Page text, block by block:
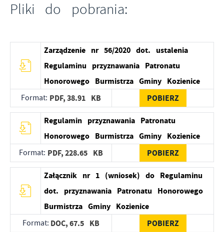
Pliki do pobrania:
Zarządzenie nr 56/2020 dot. ustalenia
Regulaminu przyznawania Patronatu
Honorowego Burmistrza Gminy Kozienice
Format: PDF,38.91 KB POBIERZ
Regulamin przyznawania Patronatu
Honorowego Burmistrza Gminy Kozienice
Format: PDF,228.65 KB POBIERZ
Załącznik nr 1 (wniosek) do Regulaminu
dot. przyznawania Patronatu Honorowego
Burmistrza Gminy Kozienice
Format: DOC, 67.5 KB POBIERZ